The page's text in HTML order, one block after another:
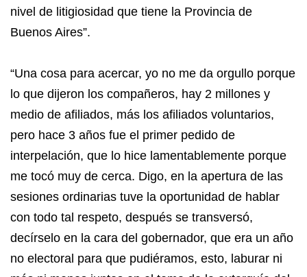
nivel de litigiosidad que tiene la Provincia de
Buenos Aires”.
“Una cosa para acercar, yo no me da orgullo porque
lo que dijeron los compañeros, hay 2 millones y
medio de afiliados, más los afiliados voluntarios,
pero hace 3 años fue el primer pedido de
interpelación, que lo hice lamentablemente porque
me tocó muy de cerca. Digo, en la apertura de las
sesiones ordinarias tuve la oportunidad de hablar
con todo tal respeto, después se transversó,
decírselo en la cara del gobernador, que era un año
no electoral para que pudiéramos, esto, laburar ni